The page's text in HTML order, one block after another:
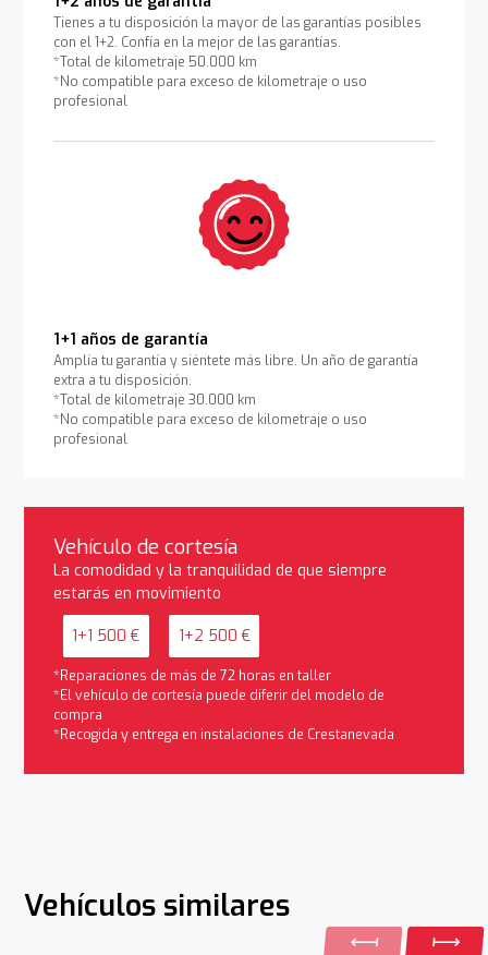
Tienes a tu disposición la mayor de las garantías posibles
con el 1+2. Confía en la mejor de las garantías.
*Total de kilometraje 50.000 km
*No compatible para exceso de kilometraje o uso
profesional
1+1 años de garantía
Amplía tu garantía y siéntete más libre. Un año de garantía
extra a tu disposición.
*Total de kilometraje 30.000 km
*No compatible para exceso de kilometraje o uso
profesional
Vehículo de cortesía
La comodidad y la tranquilidad de que siempre
estarás en movimiento
1+1 500 € 1+2 500 €
*Reparaciones de más de 72 horas en taller
*El vehículo de cortesía puede diferir del modelo de
compra
*Recogida y entrega en instalaciones de Crestanevada
Vehículos similares